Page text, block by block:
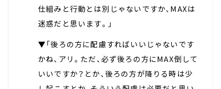
仕組みと行動とは別じゃないですか、MAXは
迷惑だと思います。」
▼「後ろの方に配慮すればいいじゃないです
かね、アリ。ただ、必ず後ろの方にMAX倒して
いいですか？とか、後ろの方が降りる時は少